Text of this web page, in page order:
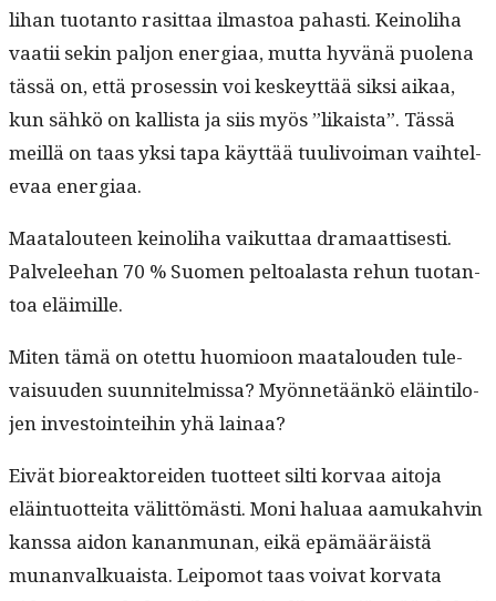
lihan tuotan­to rasit­taa ilmas­toa pahasti. Keino­li­ha
vaatii sekin paljon ener­giaa, mut­ta hyvänä puole­na
tässä on, että pros­essin voi keskeyt­tää sik­si aikaa,
kun sähkö on kallista ja siis myös ”likaista”. Tässä
meil­lä on taas yksi tapa käyt­tää tuulivoiman vai­htel­
e­vaa energiaa.
Maat­alouteen keino­li­ha vaikut­taa dra­maat­tis­es­ti.
Palvelee­han 70 % Suomen pel­toalas­ta rehun tuotan­
toa eläimille.
Miten tämä on otet­tu huomioon maat­alouden tule­
vaisu­u­den suun­nitelmis­sa? Myön­netäänkö eläin­tilo­
jen investoin­tei­hin yhä lainaa?
Eivät biore­ak­tor­ei­den tuot­teet silti kor­vaa aito­ja
eläin­tuot­tei­ta välit­tömästi. Moni halu­aa aamukahvin
kanssa aidon kanan­mu­nan, eikä epämääräistä
munan­valkuaista. Leipo­mot taas voivat kor­va­ta